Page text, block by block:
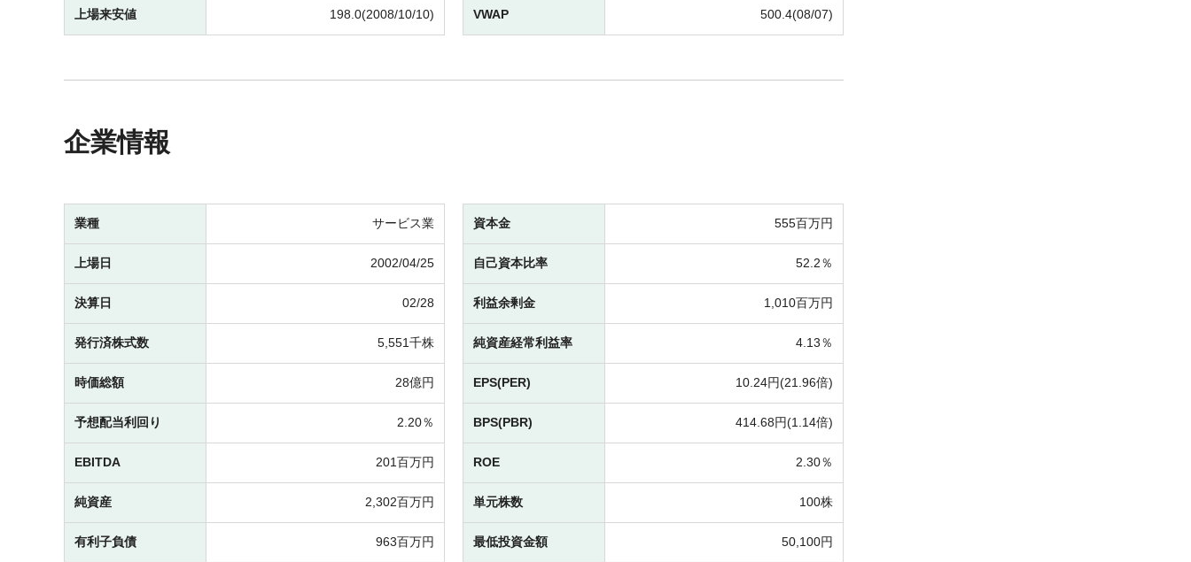
上場来安値 198.0(2008/10/10) VWAP 500.4(08/07)
企業情報
業種 サービス業
上場日 2002/04/25
決算日 02/28
発行済株式数 5,551千株
時価総額 28億円
予想配当利回り 2.20％
EBITDA 201百万円
純資産 2,302百万円
有利子負債 963百万円
資本金 555百万円
自己資本比率 52.2％
利益余剰金 1,010百万円
純資産経常利益率 4.13％
EPS(PER) 10.24円(21.96倍)
BPS(PBR) 414.68円(1.14倍)
ROE 2.30％
単元株数 100株
最低投資金額 50,100円